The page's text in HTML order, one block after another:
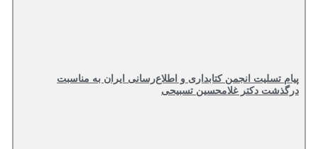
پیام تسلیت انجمن کتابداری و اطلاع‌رسانی ایران به مناسبت
درگذشت دکتر غلامحسین تسبیحی